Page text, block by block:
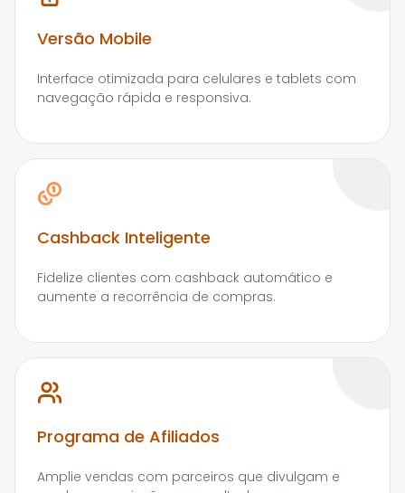
Versão Mobile
Interface otimizada para celulares e tablets com
navegação rápida e responsiva.
Cashback Inteligente
Fidelize clientes com cashback automático e
aumente a recorrência de compras.
Programa de Afiliados
Amplie vendas com parceiros que divulgam e